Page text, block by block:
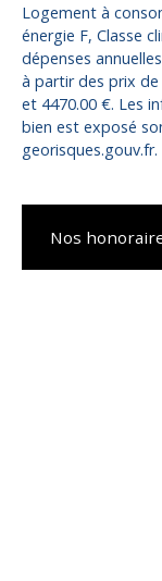
Logement à
énergie F, Classe
dépenses
à partir des prix de
et 4470.00 €. Les
bien est exposé
georisques.gouv.fr.
Nos